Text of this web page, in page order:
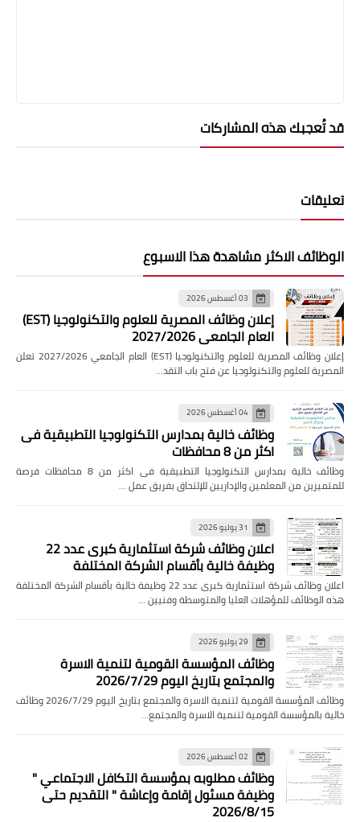
قد تُعجبك هذه المشاركات
تعليقات
الوظائف الاكثر مشاهدة هذا الاسبوع
03 أغسطس 2026
إعلان وظائف المصرية للعلوم والتكنولوجيا (EST)
العام الجامعي 2027/2026
إعلان وظائف المصرية للعلوم والتكنولوجيا (EST) العام الجامعي 2027/2026 تعلن
المصرية للعلوم والتكنولوجيا عن فتح باب التقد…
04 أغسطس 2026
وظائف خالية بمدارس التكنولوجيا التطبيقية فى
اكثر من 8 محافظات
وظائف خالية بمدارس التكنولوجيا التطبيقية فى اكثر من 8 محافظات فرصة
للمتميزين من المعلمين والإداريين للإلتحاق بفريق عمل …
31 يوليو 2026
اعلان وظائف شركة استثمارية كبرى عدد 22
وظيفة خالية بأقسام الشركة المختلفة
اعلان وظائف شركة استثمارية كبرى عدد 22 وظيفة خالية بأقسام الشركة المختلفة
هذه الوظائف للمؤهلات العليا والمتوسطة وفنيين …
29 يوليو 2026
وظائف المؤسسة القومية لتنمية الاسرة
والمجتمع بتاريخ اليوم 2026/7/29
وظائف المؤسسة القومية لتنمية الاسرة والمجتمع بتاريخ اليوم 2026/7/29 وظائف
خالية بالمؤسسة القومية لتنمية الاسرة والمجتمع…
02 أغسطس 2026
وظائف مطلوبه بمؤسسة التكافل الاجتماعي "
وظيفة مسئول إقامة وإعاشة " التقديم حتى
2026/8/15